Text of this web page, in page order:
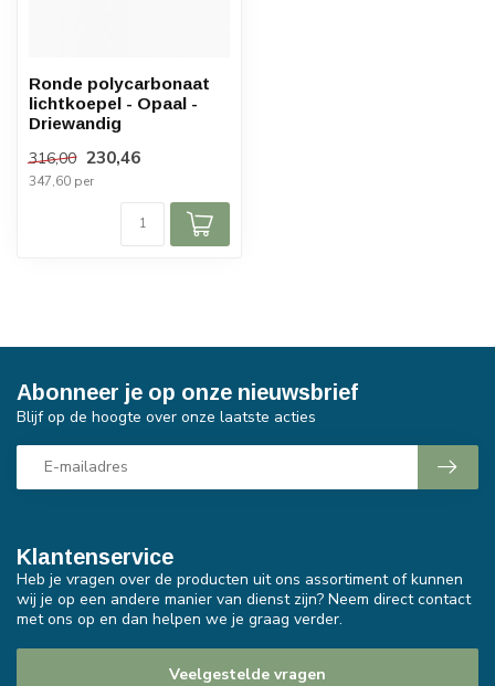
Ronde polycarbonaat
lichtkoepel - Opaal -
Driewandig
316,00 230,46
347,60 per
Klantenservice
Heb je vragen over de producten uit ons assortiment of kunnen
wij je op een andere manier van dienst zijn? Neem direct contact
met ons op en dan helpen we je graag verder.
Veelgestelde vragen
Abonneer je op onze nieuwsbrief
Blijf op de hoogte over onze laatste acties